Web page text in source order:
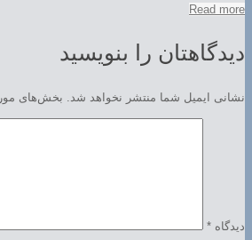
Read more
دیدگاهتان را بنویسید
نشانی ایمیل شما منتشر نخواهد شد. بخش‌های
دیدگاه *